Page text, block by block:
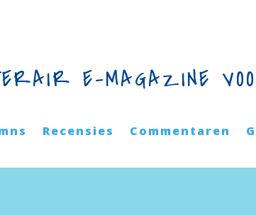
E-MAGAZINE
Recensies Commentaren